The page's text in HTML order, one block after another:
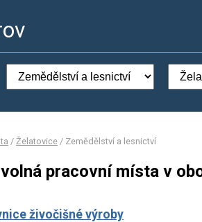
/ Želatovice / Zemědělství a lesnictví
pracovní místa v
živočišné výroby